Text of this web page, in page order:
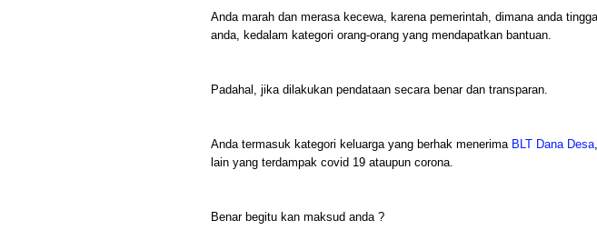
Anda marah dan merasa kecewa, karena pemerintah, dimana anda
anda, kedalam kategori orang-orang yang mendapatkan bantuan.
Padahal, jika dilakukan pendataan secara benar dan transparan.
Anda termasuk kategori keluarga yang berhak menerima BLT Dana Desa
lain yang terdampak covid 19 ataupun corona.
Benar begitu kan maksud anda ?